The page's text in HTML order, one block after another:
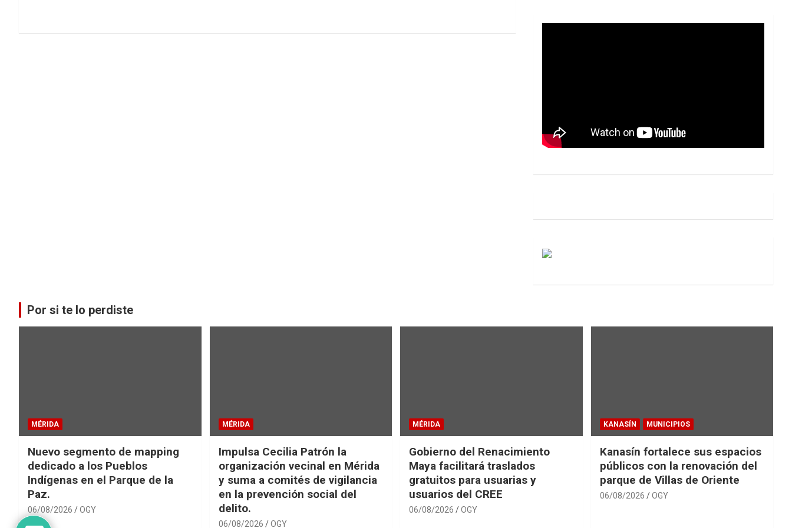
Por si te lo perdiste
MÉRIDA
Nuevo segmento de mapping
dedicado a los Pueblos
Indígenas en el Parque de la
Paz.
06/08/2026 OGY
MÉRIDA
Impulsa Cecilia Patrón la
organización vecinal en Mérida
y suma a comités de vigilancia
en la prevención social del
delito.
06/08/2026 OGY
MÉRIDA
Gobierno del Renacimiento
Maya facilitará traslados
gratuitos para usuarias y
usuarios del CREE
06/08/2026 OGY
KANASÍN MUNICIPIOS
Kanasín fortalece sus espacios
públicos con la renovación del
parque de Villas de Oriente
06/08/2026 OGY